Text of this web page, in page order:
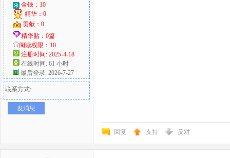
金钱：10
精华：0
贡献：0
精华贴：0篇
阅读权限：10
注册时间: 2025-4-18
在线时间: 61 小时
最后登录: 2026-7-27
联系方式:
发消息
回复 支持 反对